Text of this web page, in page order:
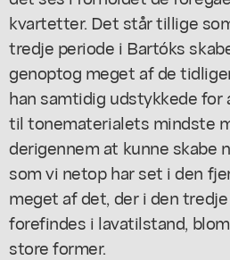
kvartetter. Det står tillige
tredje periode i Bartóks
genoptog meget af de
han samtidig udstykkede
til tonematerialets mindste
derigennem at kunne skabe
som vi netop har set i den
meget af det, der i den
forefindes i lavatilstand,
store former.